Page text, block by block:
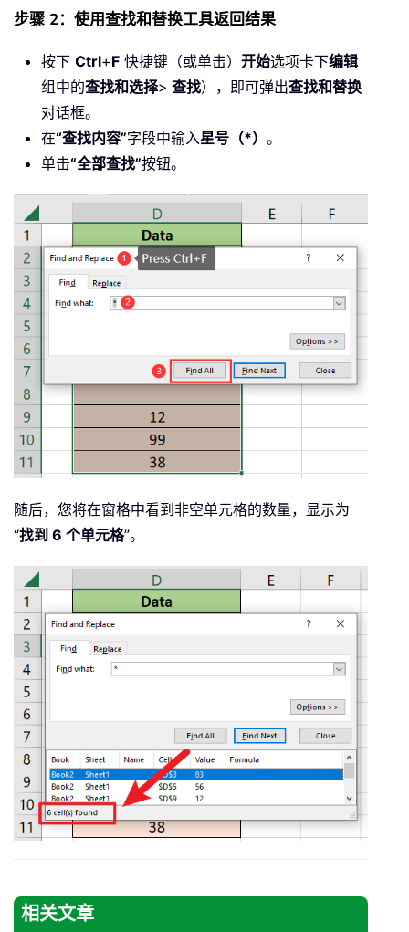
步骤 2：使用查找和替换工具返回结果
按下 Ctrl+F 快捷键（或单击） 开始选项卡下编辑
组中的查找和选择> 查找），即可弹出查找和替换
对话框。
在“查找内容”字段中输入星号（*） 。
单击“全部查找”按钮。
随后，您将在窗格中看到非空单元格的数量，显示为
“找到 6 个单元格”。
相关文章